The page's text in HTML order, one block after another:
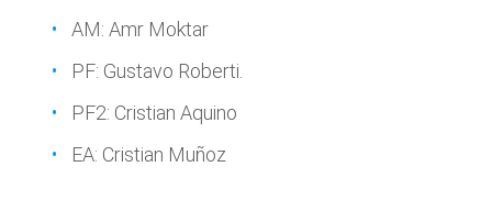
AM: Amr Moktar
PF: Gustavo Roberti.
PF2: Cristian Aquino
EA: Cristian Muñoz